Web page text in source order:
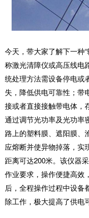
今天，带大家了解下一种
称激光清障仪或高压线电
统处理方法需设备停电或
失，降低供电可靠性；带
接或者直接接触带电体，
通过调节光功率及光功率
路上的塑料膜、遮阳膜、
应熔断并使异物掉落，实
距离可达200米。该仪器
作业要求，操作便捷高效
后，全程操作过程中设备
除工作，极大提高了供电